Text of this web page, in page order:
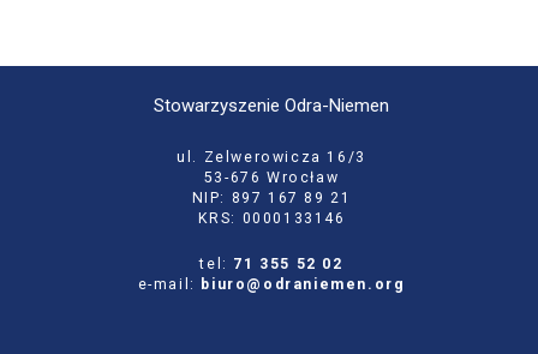
Stowarzyszenie Odra-Niemen
ul. Zelwerowicza 16/3
53-676 Wrocław
NIP: 897 167 89 21
KRS: 0000133146
tel: 71 355 52 02
e-mail:
biuro@odraniemen.org